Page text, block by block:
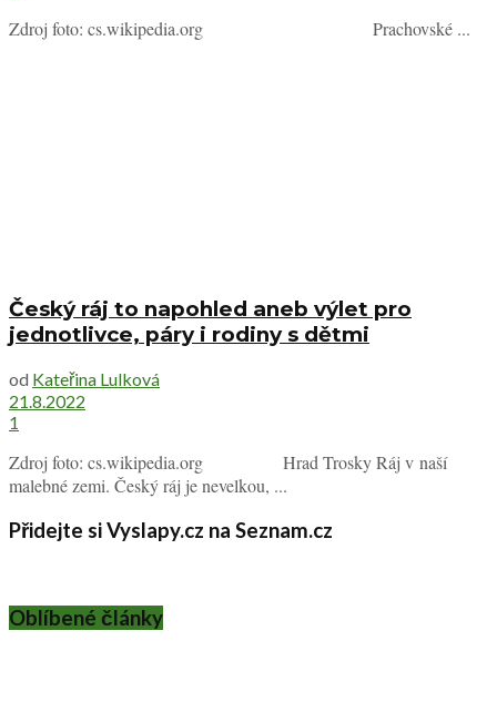
Zdroj foto: cs.wikipedia.org Prachovské ...
Český ráj to napohled aneb výlet pro
jednotlivce, páry i rodiny s dětmi
od Kateřina Lulková
21.8.2022
1
Zdroj foto: cs.wikipedia.org Hrad Trosky Ráj v naší
malebné zemi. Český ráj je nevelkou, ...
Přidejte si Vyslapy.cz na Seznam.cz
Oblíbené články